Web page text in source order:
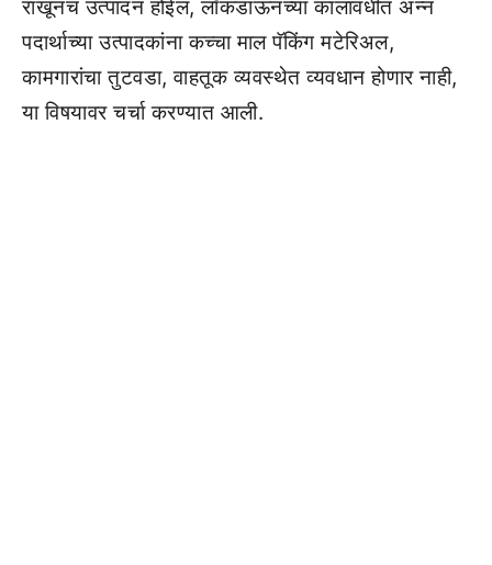
राखूनच उत्पादन होईल, लॉकडाऊनच्या कालावधीत अन्न
पदार्थाच्या उत्पादकांना कच्चा माल पॅकिंग मटेरिअल,
कामगारांचा तुटवडा, वाहतूक व्यवस्थेत व्यवधान होणार नाही,
या विषयावर चर्चा करण्यात आली.